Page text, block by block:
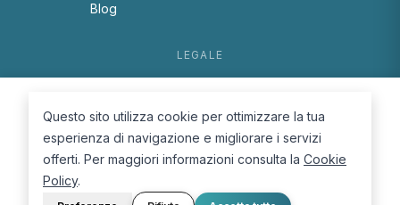
Blog
LEGALE
Cookie Policy
Questo sito utilizza cookie per ottimizzare la tua
esperienza di navigazione e migliorare i servizi
offerti. Per maggiori informazioni consulta la Cookie
Policy.